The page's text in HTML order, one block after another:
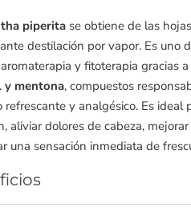
piperita se obtiene de las hojas
destilación por vapor. Es uno
y fitoterapia gracias a
y mentona, compuestos
y analgésico. Es ideal
aliviar dolores de cabeza, mejorar
una sensación inmediata de